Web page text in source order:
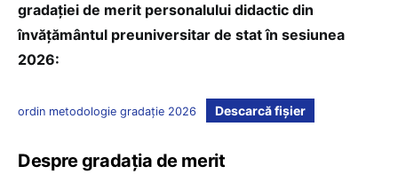
gradației de merit personalului didactic din
învățământul preuniversitar de stat în sesiunea
2026:
ordin metodologie gradație 2026 Descarcă fișier
Despre gradația de merit